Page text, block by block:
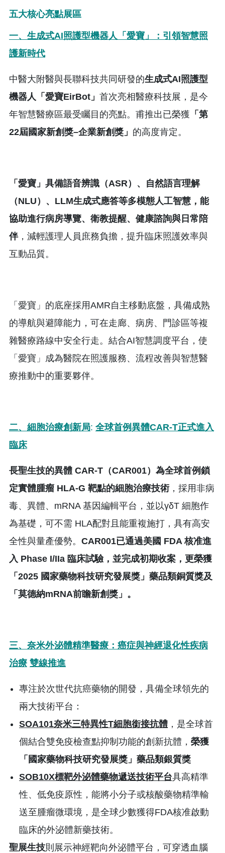
五大核心亮點展區
一、生成式AI照護型機器人「愛寶」：引領智慧照
護新時代
中醫大附醫與長聯科技共同研發的生成式AI照護型
機器人「愛寶EirBot 」 首次亮相醫療科技展，是今
年智慧醫療區最受矚目的亮點。甫推出已榮獲 「第
22屆國家新創獎–企業新創獎」 的高度肯定。
「愛寶」具備語音辨識（ASR）、自然語言理解
（NLU）、 LLM生成式應答等多模態人工智慧，能
協助進行病房導覽、衛教提醒、健康諮詢與日常陪
伴，減輕護理人員庶務負擔，提升臨床照護效率與
互動品質。
「愛寶」的底座採用AMR自主移動底盤，具備成熟
的導航與避障能力，可在走廊、病房、門診區等複
雜醫療路線中安全行走。結合AI智慧調度平台，使
「愛寶」成為醫院在照護服務、流程改善與智慧醫
療推動中的重要夥伴。
二、細胞治療創新局: 全球首例異體CAR-T正式進入
臨床
長聖生技的異體 CAR-T （CAR001）為全球首例鎖
定實體腫瘤 HLA-G 靶點的細胞治療技術，採用非病
毒、異體、mRNA 基因編輯平台，並以γδT 細胞作
為基礎，可不需 HLA配對且能重複施打，具有高安
全性與量產優勢。 CAR001已通過美國 FDA核准進
入 Phase I/IIa 臨床試驗，並完成初期收案，更榮獲
「 2025 國家藥物科技研究發展獎」藥品類銅質獎及
「莫德納mRNA前瞻新創獎」。
三、奈米外泌體精準醫療：癌症與神經退化性疾病
治療 雙線推進
專注於次世代抗癌藥物的開發，具備全球領先的
兩大技術平台：
SOA101奈米三特異性T細胞銜接抗體 ，是全球首
個結合雙免疫檢查點抑制功能的創新抗體， 榮獲
「國家藥物科技研究發展獎」藥品類銀質獎
SOB10X標靶外泌體藥物遞送技術平台具高精準
性、低免疫原性，能將小分子或核酸藥物精準輸
送至腫瘤微環境，是全球少數獲得FDA核准啟動
臨床的外泌體新藥技術。
聖展生技則展示神經靶向外泌體平台，可穿透血腦